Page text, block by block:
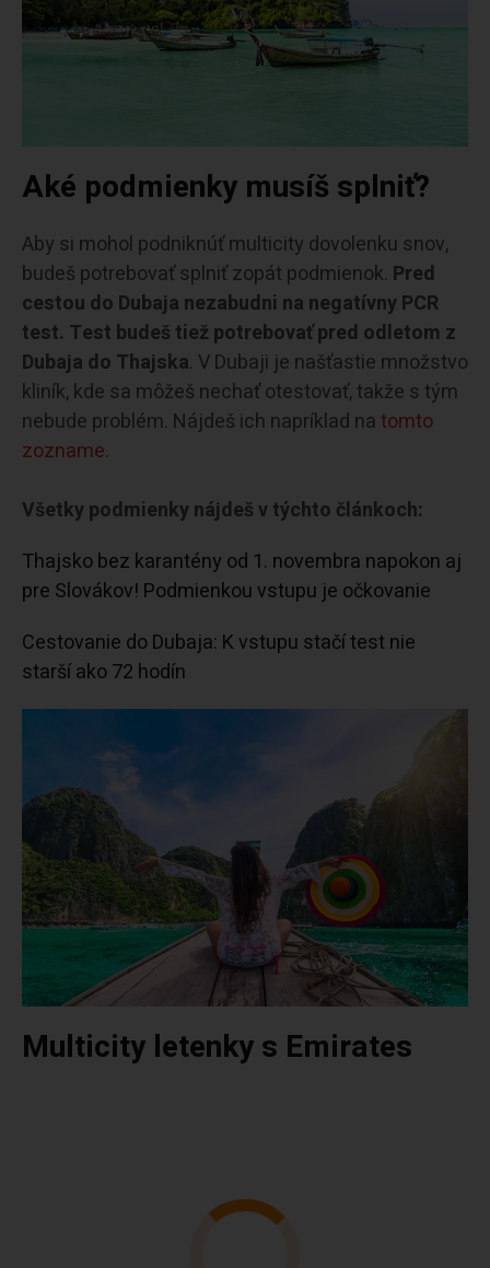
Aké podmienky musíš splniť?
Aby si mohol podniknúť multicity dovolenku snov,
budeš potrebovať splniť zopát podmienok. Pred
cestou do Dubaja nezabudni na negatívny PCR
test. Test budeš tiež potrebovať pred odletom z
Dubaja do Thajska. V Dubaji je našťastie množstvo
kliník, kde sa môžeš nechať otestovať, takže s tým
nebude problém. Nájdeš ich napríklad natomto
zozname.
Všetky podmienky nájdeš v týchto článkoch:
Thajsko bez karantény od 1. novembra napokon aj
pre Slovákov! Podmienkou vstupu je očkovanie
Cestovanie do Dubaja: K vstupu stačí test nie
starší ako 72 hodín
Multicity letenky s Emirates